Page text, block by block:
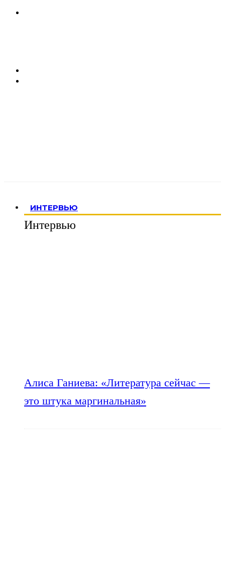
ИНТЕРВЬЮ
Интервью
Алиса Ганиева: «Литература сейчас —
это штука маргинальная»